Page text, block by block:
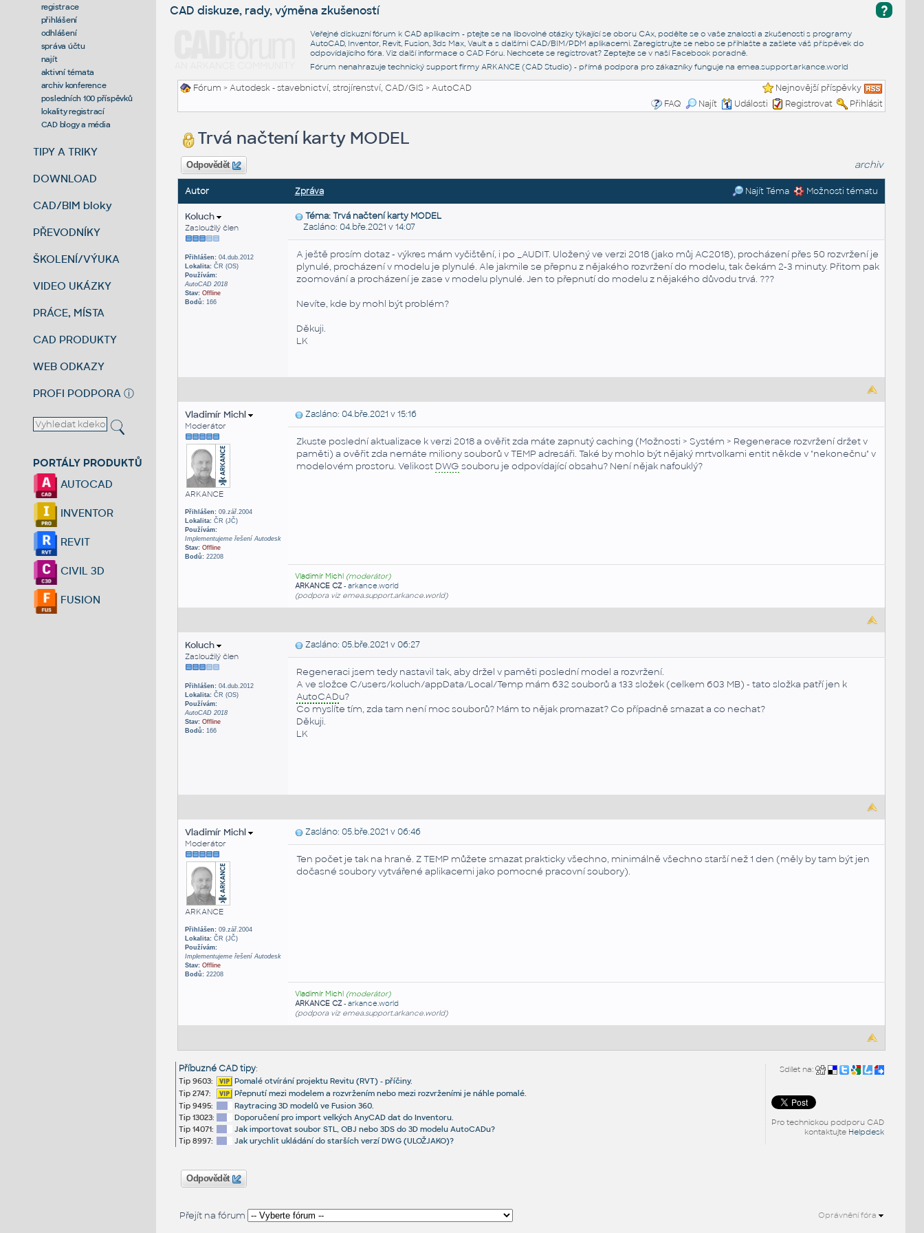
registrace
přihlášení
odhlášení
správa účtu
najít
aktivní témata
archiv konference
posledních 100 příspěvků
lokality registrací
CAD blogy a média
TIPY A TRIKY
DOWNLOAD
CAD/BIM bloky
PŘEVODNÍKY
ŠKOLENÍ/VÝUKA
VIDEO UKÁZKY
PRÁCE, MÍSTA
CAD PRODUKTY
WEB ODKAZY
PROFI PODPORA ⓘ
PORTÁLY PRODUKTŮ
AUTOCAD
INVENTOR
REVIT
CIVIL 3D
FUSION
?
CAD diskuze, rady, výměna zkušeností
Veřejné diskuzní fórum k CAD aplikacím - ptejte se na libovolné otázky týkající se oboru CAx, podělte se o vaše znalosti a zkušenosti s programy
AutoCAD, Inventor, Revit, Fusion, 3ds Max, Vault a s dalšími CAD/BIM/PDM aplikacemi. Zaregistrujte se nebo se přihlašte a zašlete váš příspěvek do
odpovídajícího fóra. Viz další informace o CAD Fóru. Nechcete se registrovat? Zeptejte se v naší Facebook poradně.
Fórum nenahrazuje technický support firmy ARKANCE (CAD Studio) - přímá podpora pro zákazníky funguje na emea.support.arkance.world
Fórum >Autodesk - stavebnictví, strojírenství, CAD/GIS>AutoCAD
Nejnovější příspěvky
FAQ
Najít Události Registrovat Přihlásit
Trvá načtení karty MODEL
Odpovědět archiv
Autor Zpráva Najít Téma Možnosti tématu
Koluch
Zasloužilý člen
Přihlášen:04.dub.2012
Lokalita:ČR (OS)
Používám:
AutoCAD 2018
Stav: Offline
Bodů:166
Téma: Trvá načtení karty MODEL
Zasláno: 04.bře.2021 v 14:07
A ještě prosím dotaz - výkres mám vyčištění, i po _AUDIT. Uložený ve verzi 2018 (jako můj AC2018), procházení přes 50 rozvržení je
plynulé, procházení v modelu je plynulé. Ale jakmile se přepnu z nějakého rozvržení do modelu, tak čekám 2-3 minuty. Přitom pak
zoomování a procházení je zase v modelu plynulé. Jen to přepnutí do modelu z nějakého důvodu trvá. ???
Nevíte, kde by mohl být problém?
Děkuji.
LK
Vladimír Michl
Moderátor
ARKANCE
Přihlášen:09.zář.2004
Lokalita:ČR (JČ)
Používám:
Implementujeme řešení Autodesk
Stav: Offline
Bodů:22208
Zasláno: 04.bře.2021 v 15:16
Zkuste poslední aktualizace k verzi 2018 a ověřit zda máte zapnutý caching (Možnosti > Systém > Regenerace rozvržení držet v
paměti) a ověřit zda nemáte miliony souborů v TEMP adresáři. Také by mohlo být nějaký mrtvolkami entit někde v "nekonečnu" v
modelovém prostoru. Velikost DWG souboru je odpovídající obsahu? Není nějak nafouklý?
Vladimír Michl (moderátor)
ARKANCE CZ- arkance.world
(podpora viz emea.support.arkance.world)
Koluch
Zasloužilý člen
Přihlášen:04.dub.2012
Lokalita:ČR (OS)
Používám:
AutoCAD 2018
Stav: Offline
Bodů:166
Zasláno: 05.bře.2021 v 06:27
Regeneraci jsem tedy nastavil tak, aby držel v paměti poslední model a rozvržení.
A ve složce C/users/koluch/appData/Local/Temp mám 632 souborů a 133 složek (celkem 603 MB) - tato složka patří jen k
AutoCADu?
Co myslíte tím, zda tam není moc souborů? Mám to nějak promazat? Co případně smazat a co nechat?
Děkuji.
LK
Vladimír Michl
Moderátor
ARKANCE
Přihlášen:09.zář.2004
Lokalita:ČR (JČ)
Používám:
Implementujeme řešení Autodesk
Stav: Offline
Bodů:22208
Zasláno: 05.bře.2021 v 06:46
Ten počet je tak na hraně. Z TEMP můžete smazat prakticky všechno, minimálně všechno starší než 1 den (měly by tam být jen
dočasné soubory vytvářené aplikacemi jako pomocné pracovní soubory).
Vladimír Michl (moderátor)
ARKANCE CZ- arkance.world
(podpora viz emea.support.arkance.world)
Sdílet na:
Pro technickou podporu CAD
kontaktujte Helpdesk
Příbuzné CAD tipy:
Tip 9603:
Pomalé otvírání projektu Revitu (RVT) - příčiny.
Tip 2747:
Přepnutí mezi modelem a rozvržením nebo mezi rozvrženími je náhle pomalé.
Tip 9495:
Raytracing 3D modelů ve Fusion 360.
Tip 13023:
Doporučení pro import velkých AnyCAD dat do Inventoru.
Tip 14071:
Jak importovat soubor STL, OBJ nebo 3DS do 3D modelu AutoCADu?
Tip 8997:
Jak urychlit ukládání do starších verzí DWG (ULOŽJAKO)?
Odpovědět
Přejít na fórum Oprávnění fóra